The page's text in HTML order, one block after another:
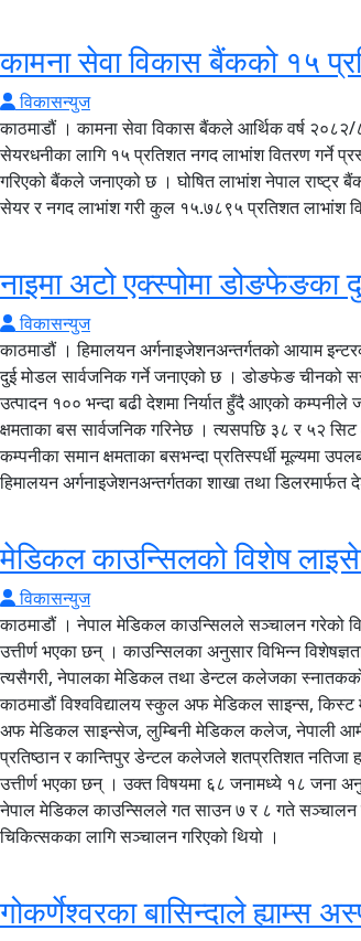
कामना सेवा विकास बैंकको १५
विकासन्युज
काठमाडौं । कामना सेवा विकास बैंकले आर्थिक वर्ष
सेयरधनीका लागि १५ प्रतिशत नगद लाभांश वितरण गर्ने
गरिएको बैंकले जनाएको छ । घोषित लाभांश नेपाल राष्ट्र
सेयर र नगद लाभांश गरी कुल १५.७८९५ प्रतिशत लाभांश
नाइमा अटो एक्स्पोमा डोङफेङका
विकासन्युज
काठमाडौं । हिमालयन अर्गनाइजेशनअन्तर्गतको आयाम
दुई मोडल सार्वजनिक गर्ने जनाएको छ । डोङफेङ चीनको
उत्पादन १०० भन्दा बढी देशमा निर्यात हुँदै आएको
क्षमताका बस सार्वजनिक गरिनेछ । त्यसपछि ३८ र ५२
कम्पनीका समान क्षमताका बसभन्दा प्रतिस्पर्धी मूल्यमा
हिमालयन अर्गनाइजेशनअन्तर्गतका शाखा तथा
मेडिकल काउन्सिलको विशेष
विकासन्युज
काठमाडौं । नेपाल मेडिकल काउन्सिलले सञ्चालन गरेको
उत्तीर्ण भएका छन् । काउन्सिलका अनुसार विभिन्न
त्यसैगरी, नेपालका मेडिकल तथा डेन्टल कलेजका स्नातकको
काठमाडौं विश्वविद्यालय स्कुल अफ मेडिकल साइन्स,
अफ मेडिकल साइन्सेज, लुम्बिनी मेडिकल कलेज, नेपाली
प्रतिष्ठान र कान्तिपुर डेन्टल कलेजले शतप्रतिशत नतिजा
उत्तीर्ण भएका छन् । उक्त विषयमा ६८ जनामध्ये १८ जना
नेपाल मेडिकल काउन्सिलले गत साउन ७ र ८ गते सञ्चालन
चिकित्सकका लागि सञ्चालन गरिएको थियो ।
गोकर्णेश्वरका बासिन्दाले ह्याम्स